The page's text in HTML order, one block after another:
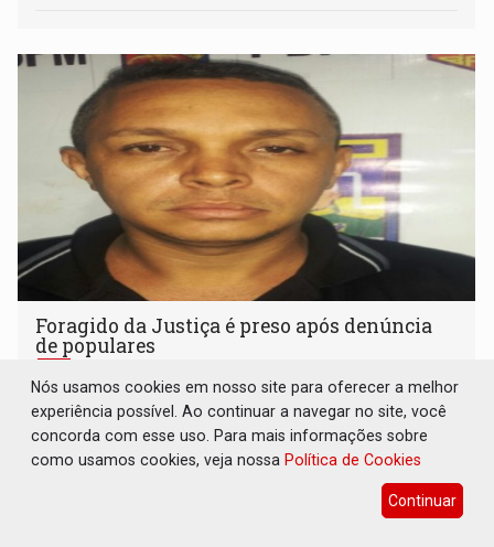
Foragido da Justiça é preso após denúncia
de populares
Polícia 09 de Dezembro de 2015 às 08:24
Foragido da Justiça é preso após denúncia de
populares
Nós usamos cookies em nosso site para oferecer a melhor
experiência possível. Ao continuar a navegar no site, você
concorda com esse uso. Para mais informações sobre
como usamos cookies, veja nossa Política de Cookies
Continuar